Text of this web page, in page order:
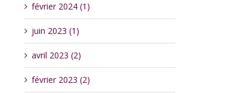
février 2024 (1)
juin 2023 (1)
avril 2023 (2)
février 2023 (2)